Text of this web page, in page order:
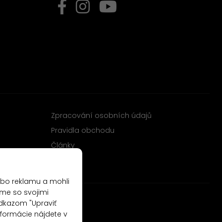
Zpracování osobních údajů
Pravidla obchodu
Články
reklamu a mohli
so svojimi
"Upraviť
nájdete v